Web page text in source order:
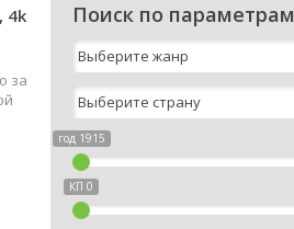
4k
за
Поиск по параметрам
год 1915
КП 0